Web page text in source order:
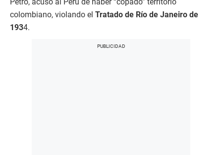
colombiano, violando el Tratado de Río de Janeiro de
1934.